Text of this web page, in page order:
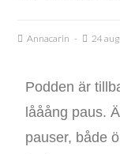
Annacarin 24
Podden är
lååång paus.
pauser, både